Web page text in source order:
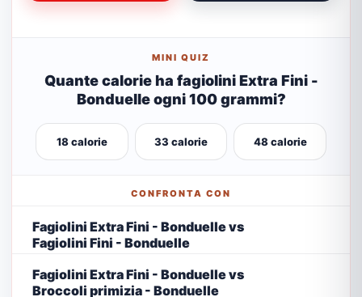
MINI QUIZ
Quante calorie ha fagiolini Extra Fini -
Bonduelle ogni 100 grammi?
18 calorie 33 calorie 48 calorie
CONFRONTA CON
Fagiolini Extra Fini - Bonduelle vs
Fagiolini Fini - Bonduelle
Fagiolini Extra Fini - Bonduelle vs
Broccoli primizia - Bonduelle